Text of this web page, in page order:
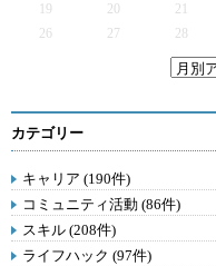
19
20 21
26
27 28
カテゴリー
キャリア (190件)
コミュニティ活動 (86件)
スキル (208件)
ライフハック (97件)